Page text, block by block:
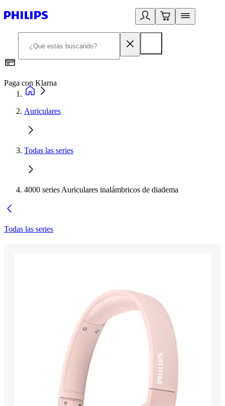
Paga con Klarna
Auriculares
Todas las series
4000 series Auriculares inalámbricos de diadema
Todas las series